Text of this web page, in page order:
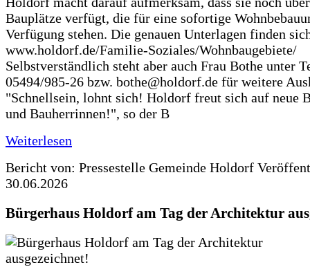
Bauplätze verfügt, die für eine sofortige
Verfügung stehen. Die genauen Unterlagen finden
www.holdorf.de/Familie-Soziales/Wohnbaugebiete/
Selbstverständlich steht aber auch Frau Bothe unter
05494/985-26 bzw. bothe@holdorf.de für weitere
"Schnellsein, lohnt sich! Holdorf freut sich auf neue
und Bauherrinnen!", so der B
Weiterlesen
Bericht von: Pressestelle Gemeinde Holdorf
30.06.2026
Bürgerhaus Holdorf am Tag der Architektur